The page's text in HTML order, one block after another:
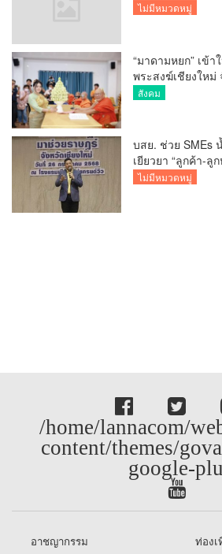
ไม่มีหมวดหมู่
“มาดามหยก” เข้า
พระสงฆ์เชียงให
รายรับรายจ่ายขอ
สังคม
บสย. ช่วย SMEs
เยียวยา “ลูกค้า-ลู
ธรรมเนียม-ค่างวด
ไม่มีหมวดหมู่
/home/lannacom/
content/themes/
google-
อาชญากรรม
ท่องเ